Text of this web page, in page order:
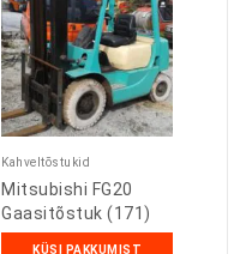
Kahveltõstukid
Mitsubishi FG20
Gaasitõstuk (171)
KÜSI PAKKUMIST